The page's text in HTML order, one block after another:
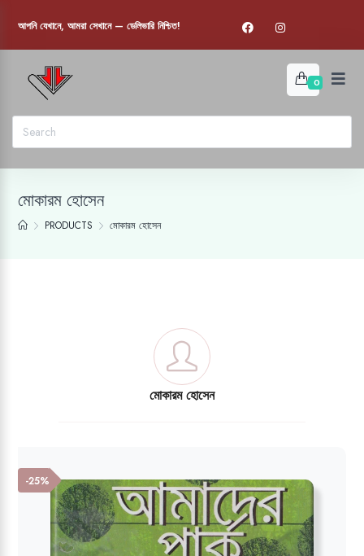
আপনি যেখানে, আমরা সেখানে — ডেলিভারি নিশ্চিত!
0
মোকারম হোসেন
PRODUCTS মোকারম হোসেন
মোকারম হোসেন
-25%